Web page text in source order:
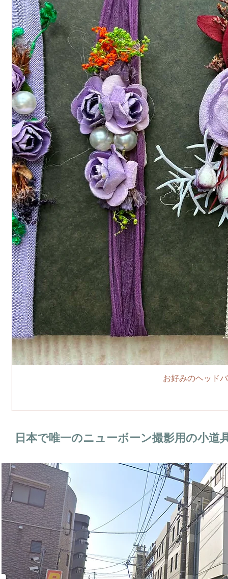
お好みのヘッド
日本で唯一のニューボーン撮影用の小道